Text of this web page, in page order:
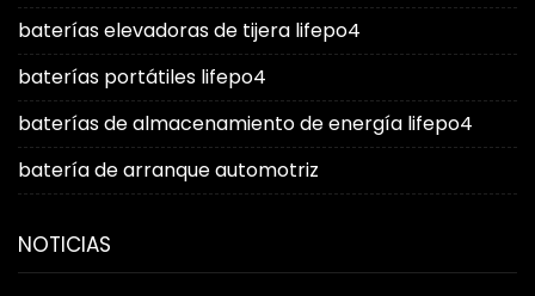
baterías elevadoras de tijera lifepo4
baterías portátiles lifepo4
baterías de almacenamiento de energía lifepo4
batería de arranque automotriz
NOTICIAS